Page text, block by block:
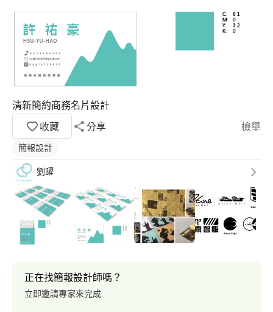
清新簡約商務名片設計
收藏
分享 檢舉
簡報設計
劉躍
正在找簡報設計師嗎？
立即邀請專家來完成